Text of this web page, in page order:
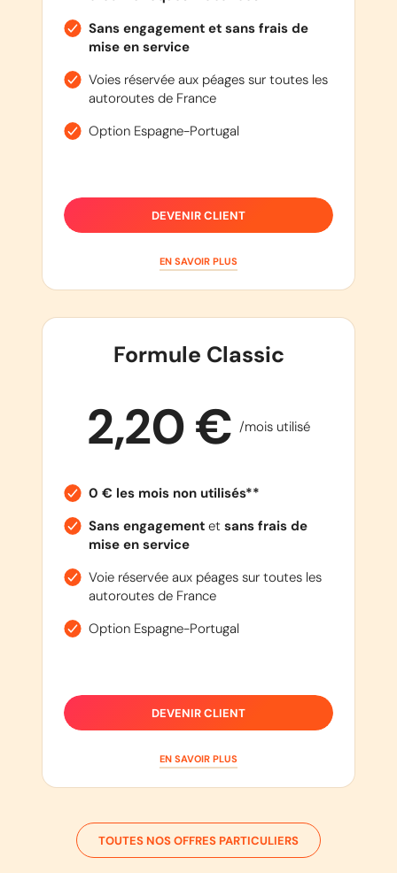
Sans engagement et sans frais de
mise en service
Voies réservée aux péages sur toutes les
autoroutes de France
Option Espagne-Portugal
DEVENIR CLIENT
EN SAVOIR PLUS
Formule Classic
2,20 € /mois utilisé
0 € les mois non utilisés**
Sans engagementet sans frais de
mise en service
Voie réservée aux péages sur toutes les
autoroutes de France
Option Espagne-Portugal
DEVENIR CLIENT
EN SAVOIR PLUS
TOUTES NOS OFFRES PARTICULIERS